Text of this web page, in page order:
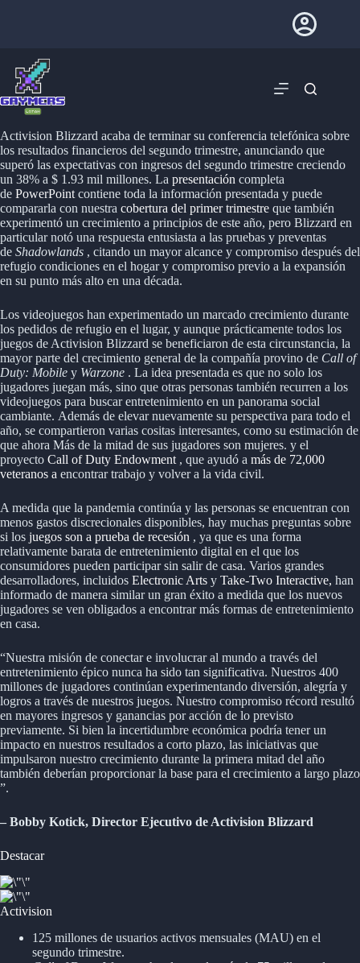
Activision Blizzard acaba de terminar su conferencia telefónica sobre
los resultados financieros del segundo trimestre, anunciando que
superó las expectativas con ingresos del segundo trimestre creciendo
un 38% a $ 1.93 mil millones. La presentación completa
de PowerPoint contiene toda la información presentada y puede
compararla con nuestra cobertura del primer trimestre que también
experimentó un crecimiento a principios de este año, pero Blizzard en
particular notó una respuesta entusiasta a las pruebas y preventas
de Shadowlands , citando un mayor alcance y compromiso después del
refugio condiciones en el hogar y compromiso previo a la expansión
en su punto más alto en una década.
Los videojuegos han experimentado un marcado crecimiento durante
los pedidos de refugio en el lugar, y aunque prácticamente todos los
juegos de Activision Blizzard se beneficiaron de esta circunstancia, la
mayor parte del crecimiento general de la compañía provino de Call of
Duty: Mobile y Warzone . La idea presentada es que no solo los
jugadores juegan más, sino que otras personas también recurren a los
videojuegos para buscar entretenimiento en un panorama social
cambiante. Además de elevar nuevamente su perspectiva para todo el
año, se compartieron varias cositas interesantes, como su estimación de
que ahora Más de la mitad de sus jugadores son mujeres. y el
proyecto Call of Duty Endowment , que ayudó a más de 72,000
veteranos a encontrar trabajo y volver a la vida civil.
A medida que la pandemia continúa y las personas se encuentran con
menos gastos discrecionales disponibles, hay muchas preguntas sobre
si los juegos son a prueba de recesión , ya que es una forma
relativamente barata de entretenimiento digital en el que los
consumidores pueden participar sin salir de casa. Varios grandes
desarrolladores, incluidos Electronic Arts y Take-Two Interactive, han
informado de manera similar un gran éxito a medida que los nuevos
jugadores se ven obligados a encontrar más formas de entretenimiento
en casa.
“Nuestra misión de conectar e involucrar al mundo a través del
entretenimiento épico nunca ha sido tan significativa. Nuestros 400
millones de jugadores continúan experimentando diversión, alegría y
logros a través de nuestros juegos. Nuestro compromiso récord resultó
en mayores ingresos y ganancias por acción de lo previsto
previamente. Si bien la incertidumbre económica podría tener un
impacto en nuestros resultados a corto plazo, las iniciativas que
impulsaron nuestro crecimiento durante la primera mitad del año
también deberían proporcionar la base para el crecimiento a largo plazo
”.
– Bobby Kotick, Director Ejecutivo de Activision Blizzard
Destacar
Activision
125 millones de usuarios activos mensuales (MAU) en el
segundo trimestre.